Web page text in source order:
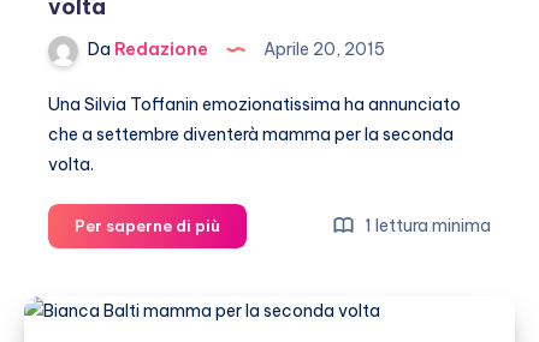
volta
Da Redazione Aprile 20, 2015
Una Silvia Toffanin emozionatissima ha annunciato
che a settembre diventerà mamma per la seconda
volta.
Per saperne di più
Toffanin
per
1 lettura minima